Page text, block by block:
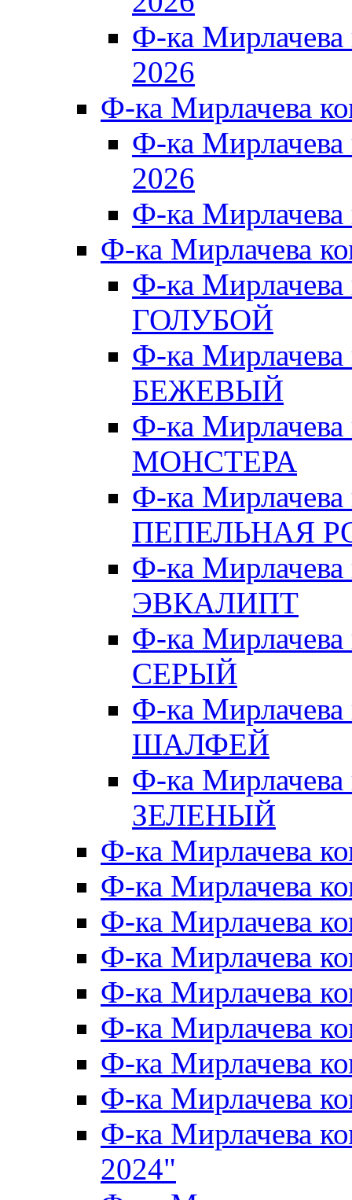
Ф-ка
2026
Ф-ка Мирлачева
Ф-ка
2026
Ф-ка
Ф-ка Мирлачева
Ф-ка
ГОЛУБОЙ
Ф-ка
БЕЖЕВЫЙ
Ф-ка
МОНСТЕРА
Ф-ка
ПЕПЕЛЬНАЯ
Ф-ка
ЭВКАЛИПТ
Ф-ка
СЕРЫЙ
Ф-ка
ШАЛФЕЙ
Ф-ка
ЗЕЛЕНЫЙ
Ф-ка Мирлачева
Ф-ка Мирлачева
Ф-ка Мирлачева
Ф-ка Мирлачева
Ф-ка Мирлачева
Ф-ка Мирлачева
Ф-ка Мирлачева
Ф-ка Мирлачева
Ф-ка Мирлачева
2024"